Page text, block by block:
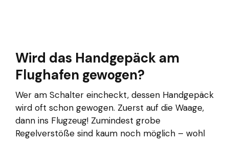
Wird das Handgepäck am
Flughafen gewogen?
Wer am Schalter eincheckt, dessen Handgepäck
wird oft schon gewogen. Zuerst auf die Waage,
dann ins Flugzeug! Zumindest grobe
Regelverstöße sind kaum noch möglich – wohl